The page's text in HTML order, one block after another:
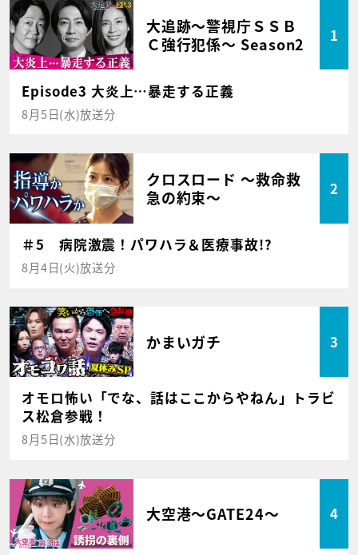
大追跡～警視庁ＳＳＢ
Ｃ強行犯係～ Season2
1
Episode3 大炎上…暴走する正義
8月5日(水)放送分
クロスロード ～救命救
急の約束～
2
＃5 病院激震！パワハラ＆医療事故!?
8月4日(火)放送分
かまいガチ 3
オモロ怖い「でな、話はここからやねん」トラビ
ス松倉参戦！
8月5日(水)放送分
大空港～GATE24～ 4